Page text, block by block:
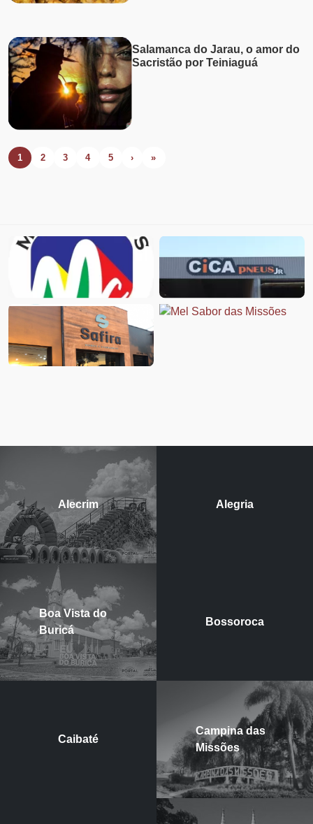
Salamanca do Jarau, o amor do
Sacristão por Teiniaguá
1 2 3 4 5 › »
Alecrim Alegria
Boa Vista do
Buricá
Bossoroca
Caibaté
Campina das
Missões